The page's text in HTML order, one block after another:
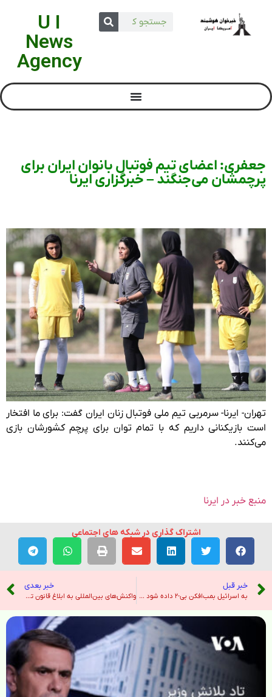
U I
News
Agency
جعفری: اعضای تیم فوتبال بانوان ایران برای
پرچمشان می‌جنگند – خبرگزاری ایرنا
تهران- ایرنا- سرمربی تیم ملی فوتبال زنان ایران گفت: برای ما افتخار
است بازیکنانی داریم که با تمام توان برای پرچم کشورشان بازی
می‌کنند.
منبع خبر در ایرنا
اشتراک گذاری در شبکه های اجتماعی
خبر قبل
به اسرائیل بمب‌افکن بی-۲ داده شود – صدای آمریکا
خبر بعدی
واکنش‌های بین‌المللی به ابلاغ قانون تعلیق همکاری ایران با آژانس انرژی اتمی – رادیو فردا